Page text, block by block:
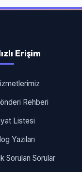
Erişim
Rehberi
Listesi
Yazıları
Sorulan Sorular